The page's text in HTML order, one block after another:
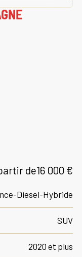
de16 000 €
Diesel-Hybride
SUV
2020 et plus